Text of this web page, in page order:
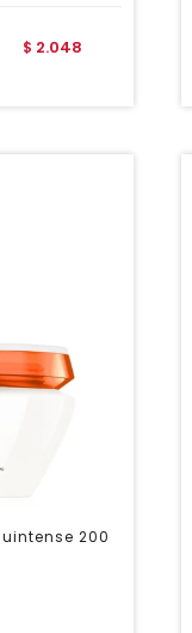
$ 2.048
200